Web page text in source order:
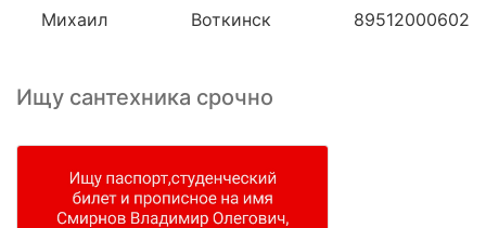
Михаил Воткинск 89512000602
Ищу сантехника срочно